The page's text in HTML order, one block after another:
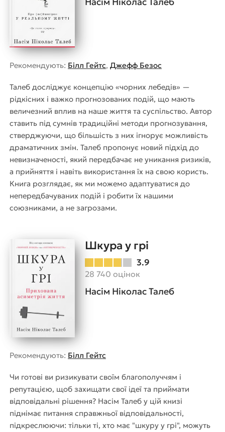
Рекомендують: Білл Гейтс, Джефф Безос
Талеб досліджує концепцію «чорних лебедів» —
рідкісних і важко прогнозованих подій, що мають
величезний вплив на наше життя та суспільство. Автор
ставить під сумнів традиційні методи прогнозування,
стверджуючи, що більшість з них ігнорує можливість
драматичних змін. Талеб пропонує новий підхід до
невизначеності, який передбачає не уникання ризиків,
а прийняття і навіть використання їх на свою користь.
Книга розглядає, як ми можемо адаптуватися до
непередбачуваних подій і робити їх нашими
союзниками, а не загрозами.
Шкура у грі
3.9
28 740 оцінок
Насім Ніколас Талеб
Рекомендують: Білл Гейтс
Чи готові ви ризикувати своїм благополуччям і
репутацією, щоб захищати свої ідеї та приймати
відповідальні рішення? Насім Талеб у цій книзі
піднімає питання справжньої відповідальності,
підкреслюючи: тільки ті, хто має "шкуру у грі", можуть